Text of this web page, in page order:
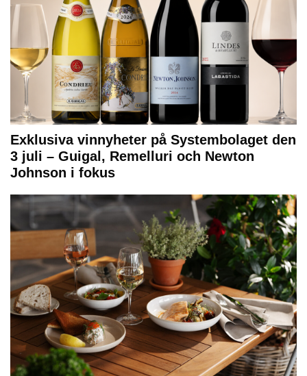
Exklusiva vinnyheter på Systembolaget den
3 juli – Guigal, Remelluri och Newton
Johnson i fokus